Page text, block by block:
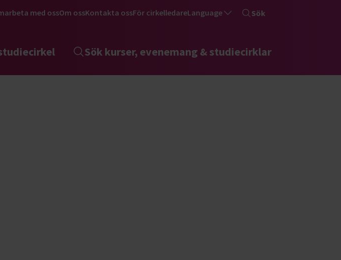
med ossOm ossKontakta ossFör cirkelledareLanguage Sök
Sök kurser, evenemang & studiecirklar